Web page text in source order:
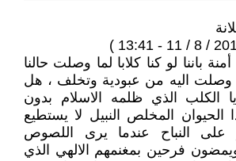
باننا لو كنا كلابا لما وصلت حالنا
وصلت اليه من عبودية وتخلف ، هل
الكلب الذي ظلمه الاسلام بدون
المخلص النبيل لا يستطيع
على النباح عندما يرى اللصوص
فرحين بمغنمهم الالهي الذي